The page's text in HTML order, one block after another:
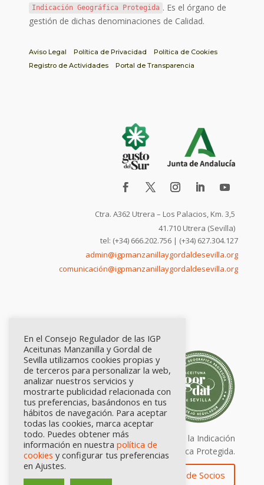
Indicación Geográfica Protegida . Es el órgano de
gestión de dichas denominaciones de Calidad.
Aviso Legal Política de Privacidad
Política de Cookies
Registro de Actividades
Portal de Transparencia
Ctra. A362 Utrera – Los Palacios, Km. 3,5
41.710 Utrera (Sevilla)
tel: (+34) 666.202.756 | (+34) 627.304.127
admin@igpmanzanillaygordaldesevilla.org
comunicación@igpmanzanillaygordaldesevilla.org
Calidad certificada por Origen. Sellos de la Indicación
Geográfica Protegida.
Zona de Socios
En el Consejo Regulador de las IGP
Aceitunas Manzanilla y Gordal de
Sevilla utilizamos cookies propias y
de terceros para personalizar la web,
analizar nuestros servicios y
mostrarte publicidad relacionada con
tus preferencias, basándonos en tus
hábitos de navegación. Para aceptar
todas las cookies, marca aceptar
todo. Puedes obtener más
información en nuestra política de
cookies y configurar tus preferencias
en Ajustes.